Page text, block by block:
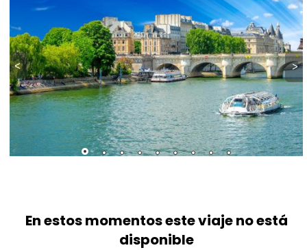
< >
En estos momentos este viaje no está
disponible